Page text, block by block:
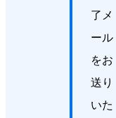
了メ
ール
をお
送り
いた